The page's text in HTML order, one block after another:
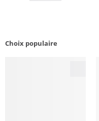
Choix populaire